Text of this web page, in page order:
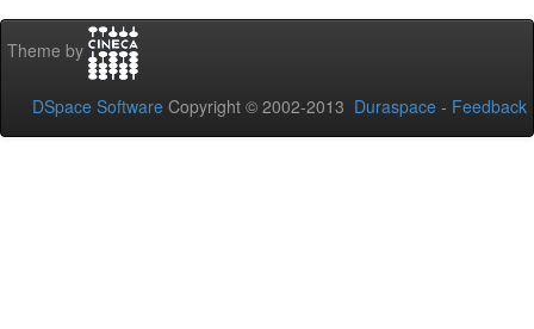
Theme by
DSpace Software Copyright © 2002-2013 Duraspace - Feedback